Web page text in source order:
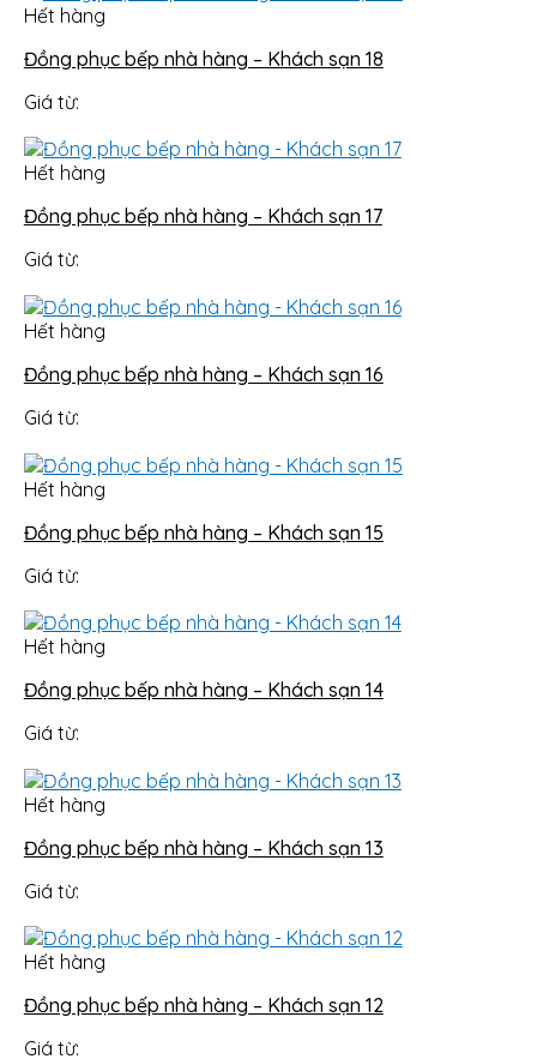
Hết hàng
Đồng phục bếp nhà hàng – Khách sạn 18
Giá từ:
Hết hàng
Đồng phục bếp nhà hàng – Khách sạn 17
Giá từ:
Hết hàng
Đồng phục bếp nhà hàng – Khách sạn 16
Giá từ:
Hết hàng
Đồng phục bếp nhà hàng – Khách sạn 15
Giá từ:
Hết hàng
Đồng phục bếp nhà hàng – Khách sạn 14
Giá từ:
Hết hàng
Đồng phục bếp nhà hàng – Khách sạn 13
Giá từ:
Hết hàng
Đồng phục bếp nhà hàng – Khách sạn 12
Giá từ: